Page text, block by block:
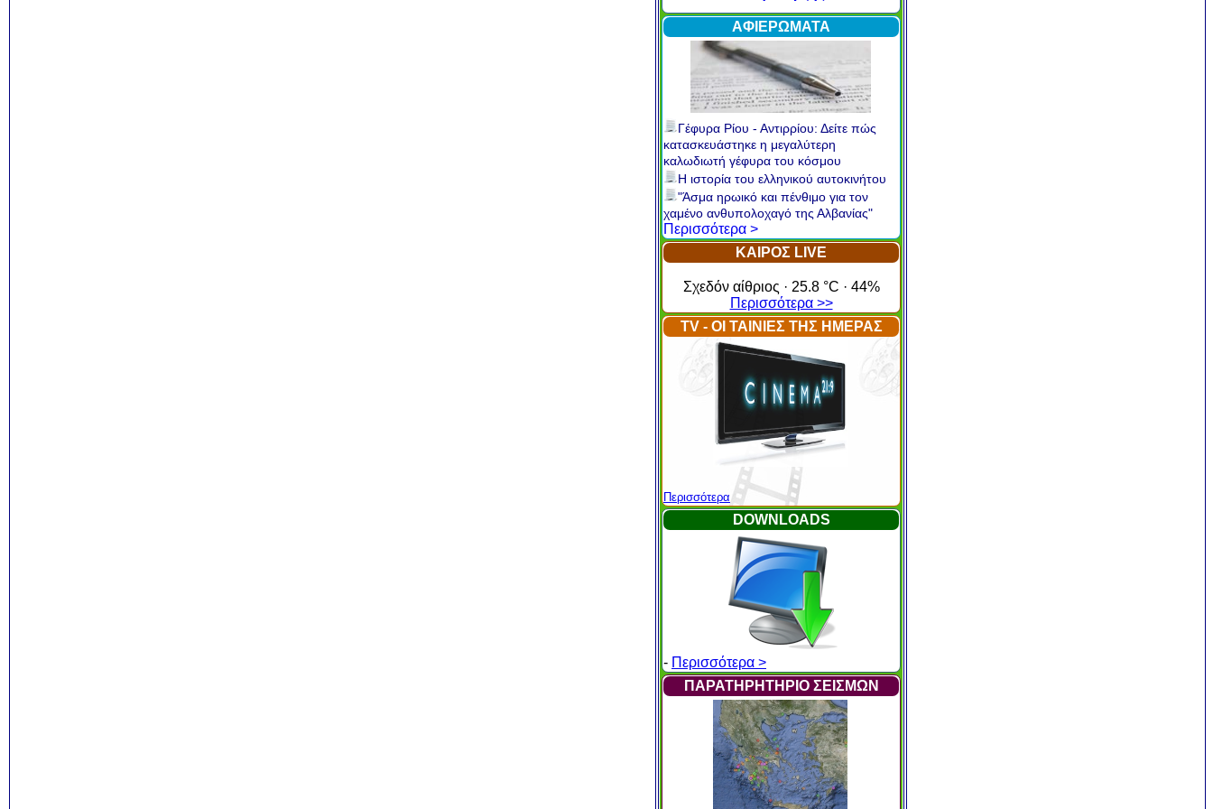
Περισσότερα >
ΑΦΙΕΡΩΜΑΤΑ
Γέφυρα Ρίου - Αντιρρίου: Δείτε πώς
κατασκευάστηκε η μεγαλύτερη
καλωδιωτή γέφυρα του κόσμου
Η ιστορία του ελληνικού αυτοκινήτου
"Άσμα ηρωικό και πένθιμο για τον
χαμένο ανθυπολοχαγό της Αλβανίας"
Περισσότερα >
ΚΑΙΡΟΣ LIVE
Σχεδόν αίθριος · 25.8 °C · 44%
Περισσότερα >>
TV - ΟΙ ΤΑΙΝΙΕΣ ΤΗΣ ΗΜΕΡΑΣ
Περισσότερα
DOWNLOADS
- Περισσότερα >
ΠΑΡΑΤΗΡΗΤΗΡΙΟ ΣΕΙΣΜΩΝ